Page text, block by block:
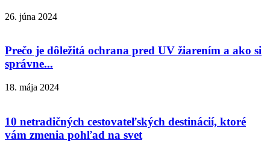
26. júna 2024
Prečo je dôležitá ochrana pred UV žiarením a ako si
správne...
18. mája 2024
10 netradičných cestovateľských destinácií, ktoré
vám zmenia pohľad na svet